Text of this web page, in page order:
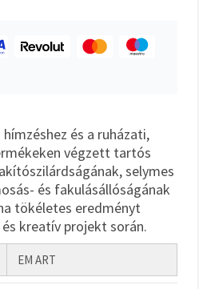
és a ruházati,
végzett tartós
selymes
és fakulásállóságának
tökéletes eredményt
kreatív projekt során.
EM ART